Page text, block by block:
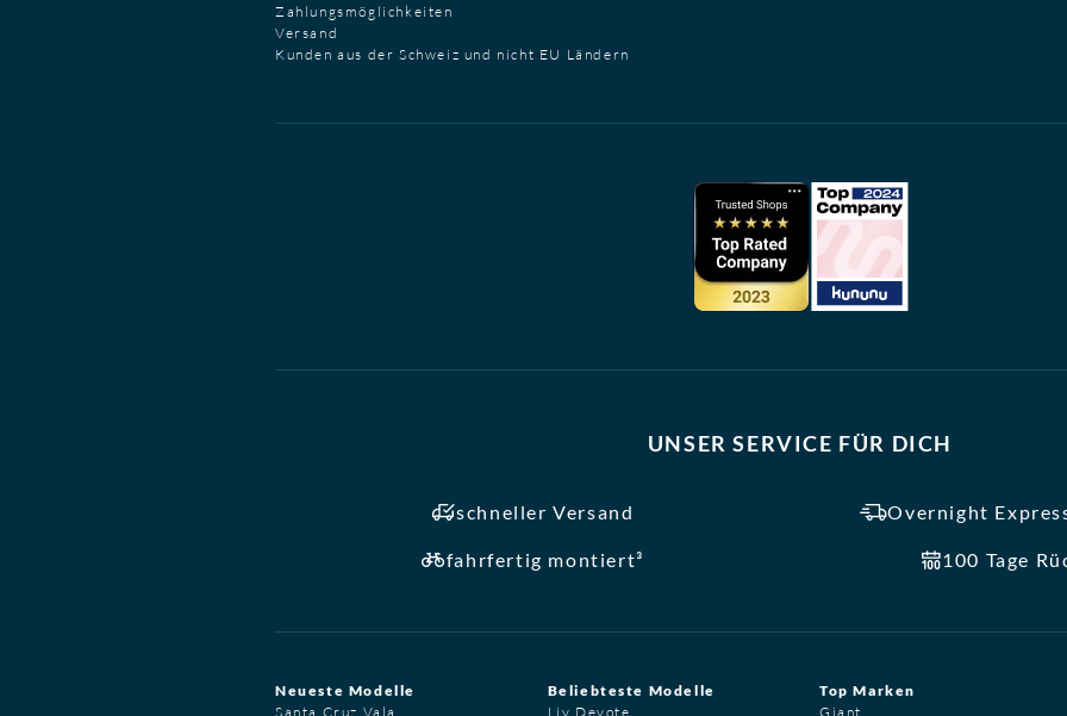
Zahlungsmöglichkeiten
Versand
Kunden aus der Schweiz und nicht EU Ländern
UNSER SERVICE FÜR DICH
schneller Versand Overnight
fahrfertig montiert³ 100 Tage
Neueste Modelle
Santa Cruz Vala
Beliebteste Modelle
Liv Devote
Top Marken
Giant